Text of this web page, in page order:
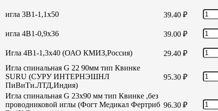
игла 3В1-1,1х50 39.40 ₽
игла 4В1-0,9х36 39.00 ₽
Игла 4В1-1,3х40 (ОАО КМИЗ,Россия) 29.40 ₽
Игла спинальная G 22 90мм тип Квинке
SURU (СУРУ ИНТЕРНЭШНЛ
ПиВиТи.ЛТД,Индия)
95.30 ₽
Игла спинальная G 23х90 мм тип Квинке ,без
проводниковой иглы (Фогт Медикал Фертриб 96.30 ₽